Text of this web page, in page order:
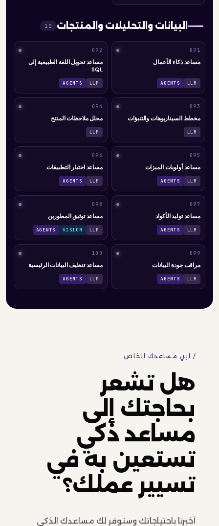
البيانات والتحليلات والمنتجات 10
091
مساعد ذكاء الأعمال
LLM
AGENTS
092
مساعد تحويل اللغة الطبيعية إلى
SQL
LLM
AGENTS
093
مخطط السيناريوهات والتنبؤات
LLM
094
محلل ملاحظات المنتج
LLM
095
مساعد أولويات الميزات
LLM
AGENTS
096
مساعد اختبار التطبيقات
LLM
AGENTS
097
مساعد توليد الأكواد
LLM
AGENTS
098
مساعد توثيق المطورين
LLM
VISION
AGENTS
099
مراقب جودة البيانات
LLM
AGENTS
100
مساعد تنظيف البيانات الرئيسية
LLM
AGENTS
/ ابنِ مساعدك الخاص
هل تشعر
بحاجتك إلى
مساعد ذكي
تستعين به في
تسيير عملك؟
أخبرنا باحتياجاتك وسنوفر لك مساعدك الذكي